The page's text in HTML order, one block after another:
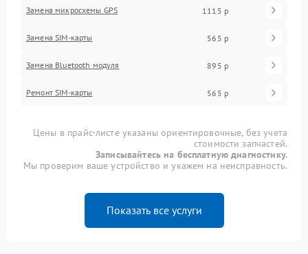
Замена микросхемы GPS 1115 р
Замена SIM-карты 565 р
Замена Bluetooth модуля 895 р
Ремонт SIM-карты 565 р
Цены в прайс-листе указаны ориентировочные, без учета
стоимости запчастей.
Записывайтесь на бесплатную диагностику.
Мы проверим ваше устройство и укажем на неисправность.
Показать все услуги